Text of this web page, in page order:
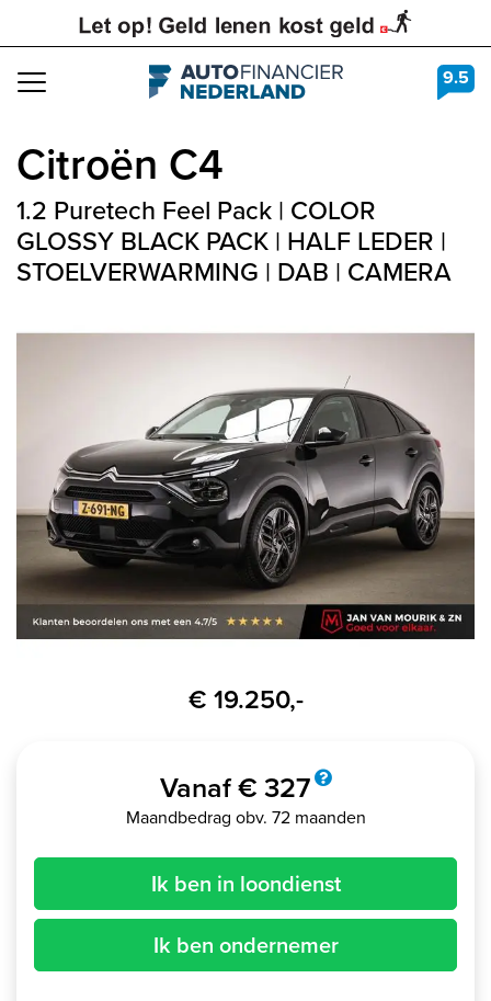
Navigation 9.5
Citroën C4
1.2 Puretech Feel Pack | COLOR
GLOSSY BLACK PACK | HALF LEDER |
STOELVERWARMING | DAB | CAMERA
€ 19.250,-
Vanaf € 327
Maandbedrag obv. 72 maanden
Ik ben in loondienst
Ik ben ondernemer